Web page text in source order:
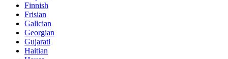
Finnish
Frisian
Galician
Georgian
Gujarati
Haitian